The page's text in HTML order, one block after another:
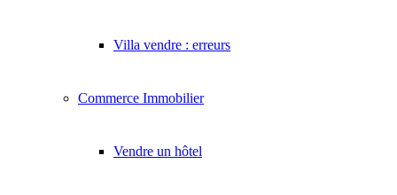
Villa vendre : erreurs
Commerce Immobilier
Vendre un hôtel